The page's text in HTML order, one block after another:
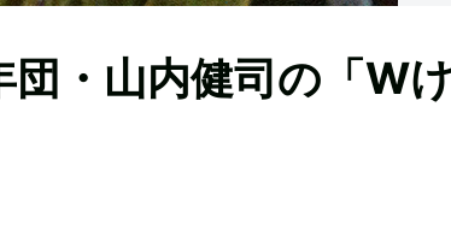
・山内健司の「W